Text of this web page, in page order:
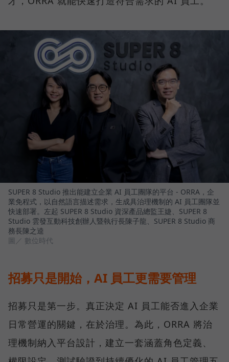
SUPER 8 Studio 推出能建立企業 AI 員工團隊的平台 - ORRA，企
業免程式，以自然語言描述需求，生成具治理機制的 AI 員工團隊並
快速部署。左起 SUPER 8 Studio 資深產品總監王婕、SUPER 8
Studio 雲發互動科技創辦人暨執行長陳子龍、SUPER 8 Studio 商
務長陳之逵
圖／ 數位時代
招募只是開始，AI 員工更需要管理
招募只是第一步。真正決定 AI 員工能否進入企業
日常營運的關鍵，在於治理。為此，ORRA 將治
理機制納入平台設計，建立一套涵蓋角色定義、